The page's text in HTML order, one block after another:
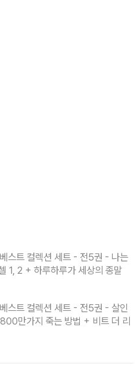
스트 컬렉션 세트 - 전5권 - 나는
1, 2 + 하루하루가 세상의 종말
스트 컬렉션 세트 - 전5권 - 살인
만가지 죽는 방법 + 비트 더 리